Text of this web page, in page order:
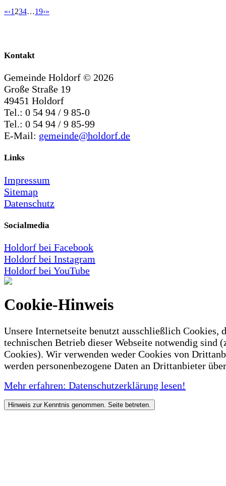
«‹1 234…19›»
Kontakt
Gemeinde Holdorf © 2026
Große Straße 19
49451 Holdorf
Tel.: 0 54 94 / 9 85-0
Tel.: 0 54 94 / 9 85-99
E-Mail: gemeinde@holdorf.de
Links
Impressum
Sitemap
Datenschutz
Socialmedia
Holdorf bei Facebook
Holdorf bei Instagram
Holdorf bei YouTube
Cookie-Hinweis
Unsere Internetseite benutzt ausschließlich Cookies,
technischen Betrieb dieser Webseite notwendig sind
Cookies). Wir verwenden weder Cookies von
werden personenbezogene Daten an Drittanbieter
Mehr erfahren: Datenschutzerklärung lesen!
Hinweis zur Kenntnis genommen. Seite betreten.